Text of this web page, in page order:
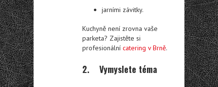
jarními závitky.
Kuchyně není zrovna vaše
parketa? Zajistěte si
profesionální catering v Brně.
2. Vymyslete téma